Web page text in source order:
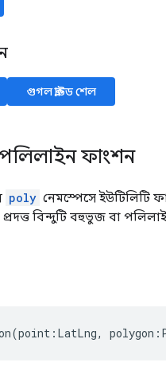
গুগল ক্লাউড শেল
ফাংশন
poly নেমস্পেসে ইউটিলিটি
প্রদত্ত বিন্দুটি বহুভুজ বা